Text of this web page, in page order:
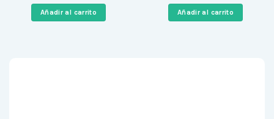
era:
964,00 €.
Añadir al carrito
era:
420,00 €.
es:
Añadir al carrito